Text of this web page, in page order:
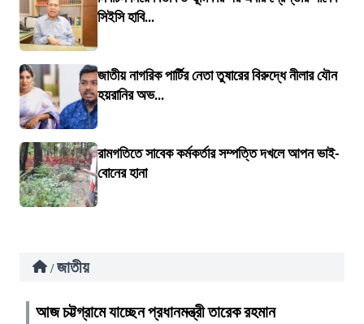
সিইসি হাবি...
জাতীয় নাগরিক পার্টির নেতা তুষারের বিরুদ্ধে নীলার যৌন
হয়রানির অভ...
রামগতিতে সাবেক কর্মকর্তার সম্পত্তি দখলে আপন ভাই-
বোনের হানা
/ জাতীয়
আজ চট্টগ্রামে যাচ্ছেন প্রধানমন্ত্রী তারেক রহমান